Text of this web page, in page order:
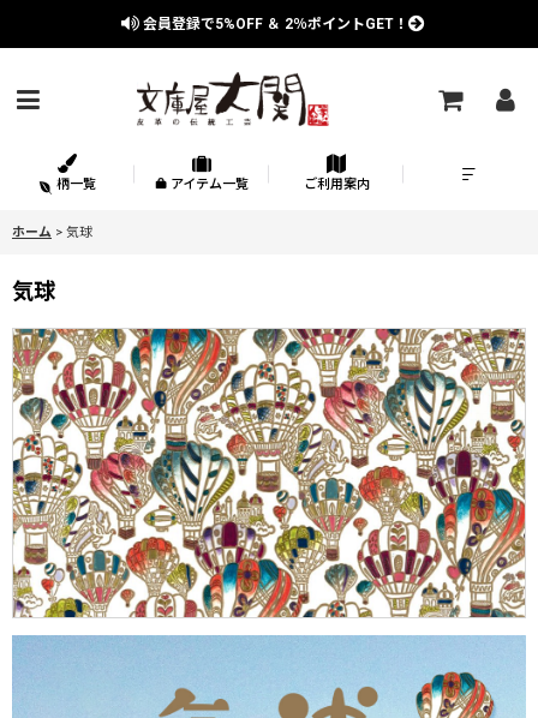
会員登録で5%OFF ＆ 2％ポイントGET！
柄一覧 アイテム一覧 ご利用案内
ホーム > 気球
気球